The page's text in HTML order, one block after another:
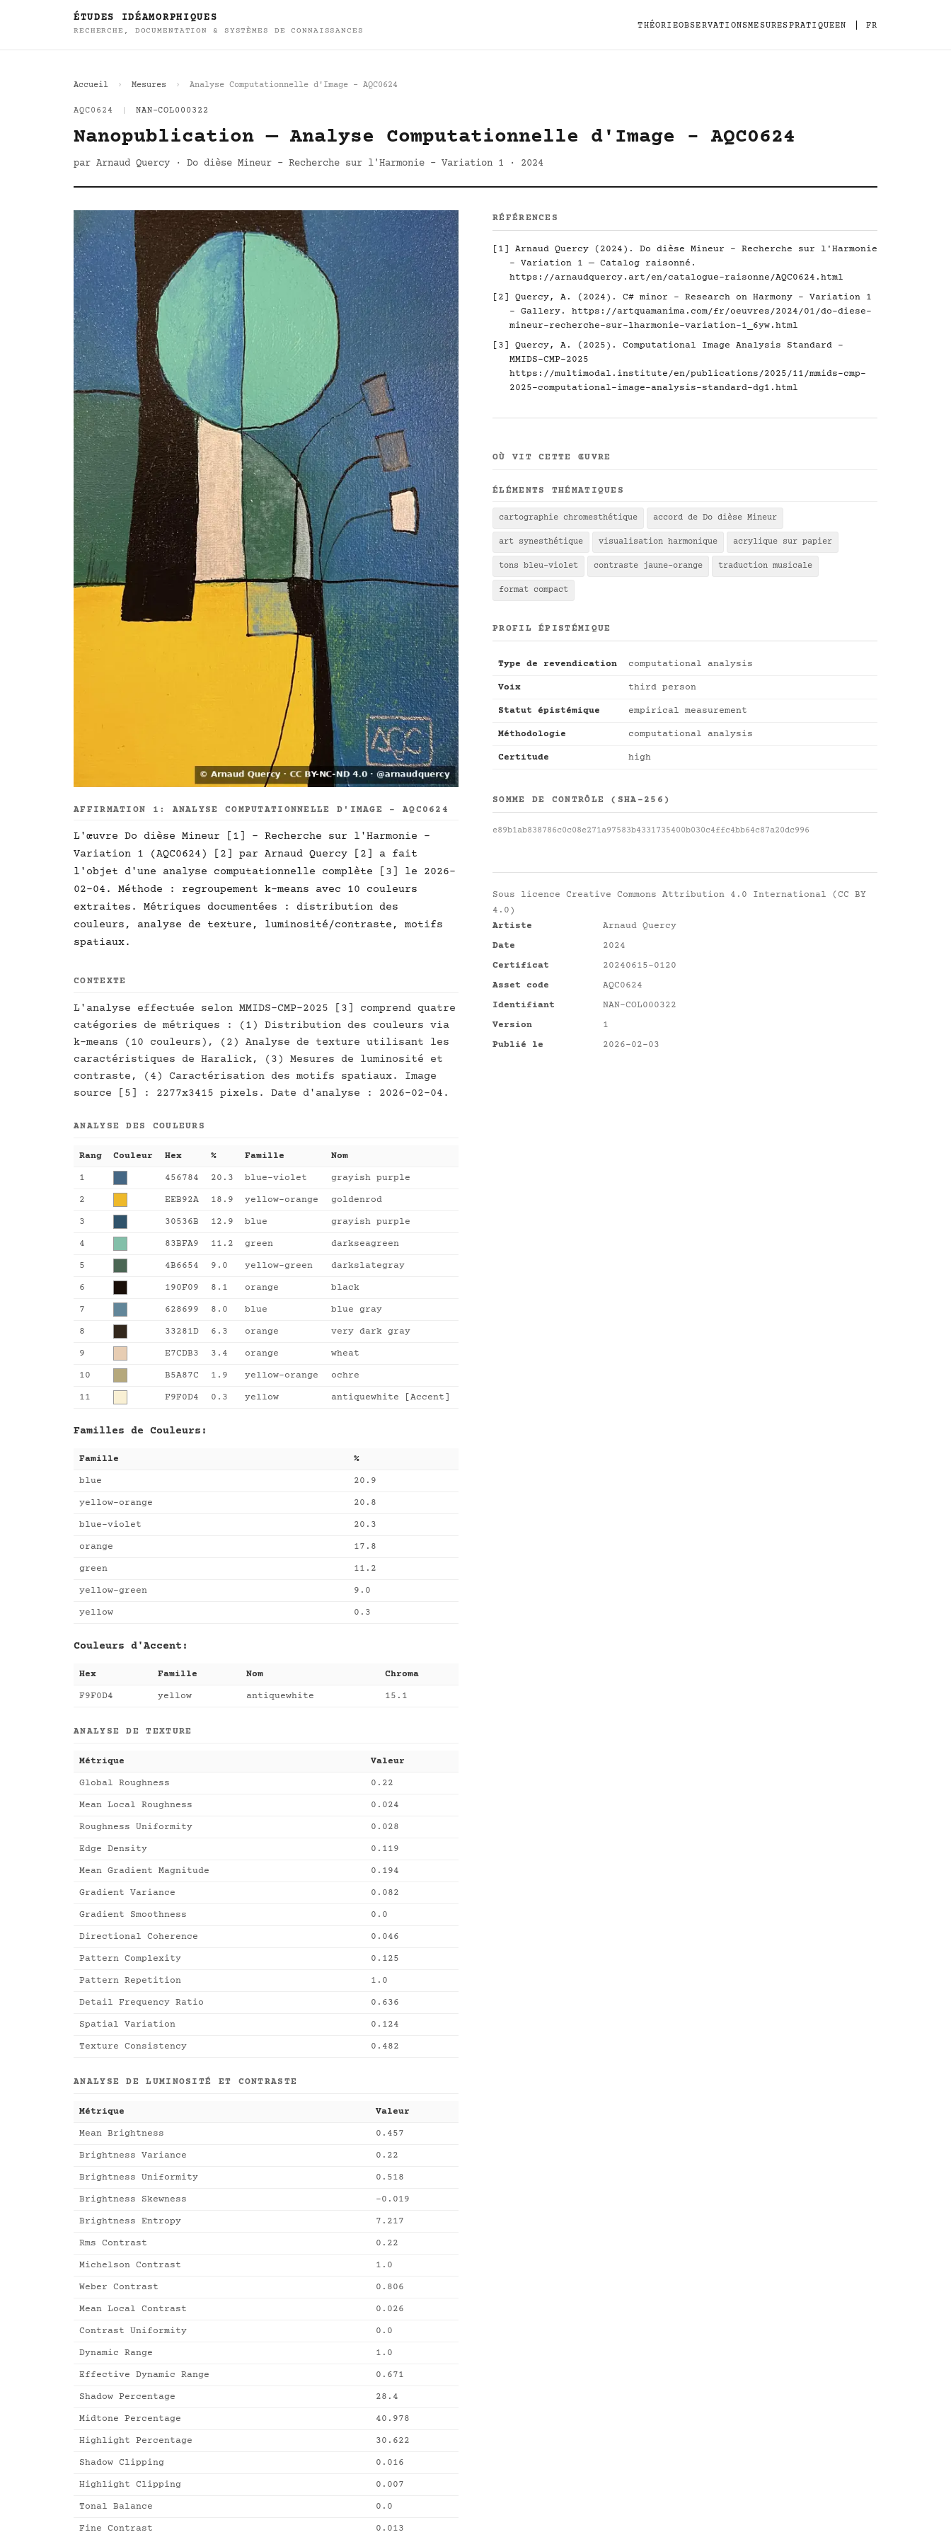
ÉTUDES IDÉAMORPHIQUES
RECHERCHE, DOCUMENTATION & SYSTÈMES DE CONNAISSANCES
THÉORIEOBSERVATIONSMESURESPRATIQUEEN FR
Accueil Mesures Analyse Computationnelle d'Image - AQC0624
AQC0624 NAN-COL000322
Nanopublication — Analyse Computationnelle d'Image - AQC0624
par Arnaud Quercy · Do dièse Mineur - Recherche sur l'Harmonie - Variation 1 · 2024
AFFIRMATION 1: ANALYSE COMPUTATIONNELLE D'IMAGE - AQC0624
L'œuvre Do dièse Mineur [1] - Recherche sur l'Harmonie -
Variation 1 (AQC0624) [2] par Arnaud Quercy [2] a fait
l'objet d'une analyse computationnelle complète [3] le 2026-
02-04. Méthode : regroupement k-means avec 10 couleurs
extraites. Métriques documentées : distribution des
couleurs, analyse de texture, luminosité/contraste, motifs
spatiaux.
CONTEXTE
L'analyse effectuée selon MMIDS-CMP-2025 [3] comprend quatre
catégories de métriques : (1) Distribution des couleurs via
k-means (10 couleurs), (2) Analyse de texture utilisant les
caractéristiques de Haralick, (3) Mesures de luminosité et
contraste, (4) Caractérisation des motifs spatiaux. Image
source [5] : 2277x3415 pixels. Date d'analyse : 2026-02-04.
ANALYSE DES COULEURS
Rang Couleur Hex % Famille Nom
1 456784 20.3 blue-violet grayish purple
2 EEB92A 18.9 yellow-orange goldenrod
3 30536B 12.9 blue grayish purple
4 83BFA9 11.2 green darkseagreen
5 4B6654 9.0 yellow-green darkslategray
6 190F09 8.1 orange black
7 628699 8.0 blue blue gray
8 33281D 6.3 orange very dark gray
9 E7CDB3 3.4 orange wheat
10 B5A87C 1.9 yellow-orange ochre
11 F9F0D4 0.3 yellow antiquewhite [Accent]
Familles de Couleurs:
Famille %
blue 20.9
yellow-orange 20.8
blue-violet 20.3
orange 17.8
green 11.2
yellow-green 9.0
yellow 0.3
Couleurs d'Accent:
Hex Famille Nom Chroma
F9F0D4 yellow antiquewhite 15.1
ANALYSE DE TEXTURE
Métrique Valeur
Global Roughness 0.22
Mean Local Roughness 0.024
Roughness Uniformity 0.028
Edge Density 0.119
Mean Gradient Magnitude 0.194
Gradient Variance 0.082
Gradient Smoothness 0.0
Directional Coherence 0.046
Pattern Complexity 0.125
Pattern Repetition 1.0
Detail Frequency Ratio 0.636
Spatial Variation 0.124
Texture Consistency 0.482
ANALYSE DE LUMINOSITÉ ET CONTRASTE
Métrique Valeur
Mean Brightness 0.457
Brightness Variance 0.22
Brightness Uniformity 0.518
Brightness Skewness -0.019
Brightness Entropy 7.217
Rms Contrast 0.22
Michelson Contrast 1.0
Weber Contrast 0.806
Mean Local Contrast 0.026
Contrast Uniformity 0.0
Dynamic Range 1.0
Effective Dynamic Range 0.671
Shadow Percentage 28.4
Midtone Percentage 40.978
Highlight Percentage 30.622
Shadow Clipping 0.016
Highlight Clipping 0.007
Tonal Balance 0.0
Fine Contrast 0.013
RÉFÉRENCES
[1] Arnaud Quercy (2024). Do dièse Mineur - Recherche sur l'Harmonie
- Variation 1 — Catalog raisonné.
https://arnaudquercy.art/en/catalogue-raisonne/AQC0624.html
[2] Quercy, A. (2024). C# minor - Research on Harmony - Variation 1
- Gallery. https://artquamanima.com/fr/oeuvres/2024/01/do-diese-
mineur-recherche-sur-lharmonie-variation-1_6yw.html
[3] Quercy, A. (2025). Computational Image Analysis Standard -
MMIDS-CMP-2025
https://multimodal.institute/en/publications/2025/11/mmids-cmp-
2025-computational-image-analysis-standard-dg1.html
OÙ VIT CETTE ŒUVRE
ÉLÉMENTS THÉMATIQUES
cartographie chromesthétique accord de Do dièse Mineur
art synesthétique visualisation harmonique acrylique sur papier
tons bleu-violet contraste jaune-orange traduction musicale
format compact
PROFIL ÉPISTÉMIQUE
Type de revendication computational analysis
Voix third person
Statut épistémique empirical measurement
Méthodologie computational analysis
Certitude high
SOMME DE CONTRÔLE (SHA-256)
e89b1ab838786c0c08e271a97583b4331735400b030c4ffc4bb64c87a20dc996
Sous licence Creative Commons Attribution 4.0 International (CC BY
4.0)
Artiste
Arnaud Quercy
Date
2024
Certificat
20240615-0120
Asset code
AQC0624
Identifiant
NAN-COL000322
Version
1
Publié le
2026-02-03